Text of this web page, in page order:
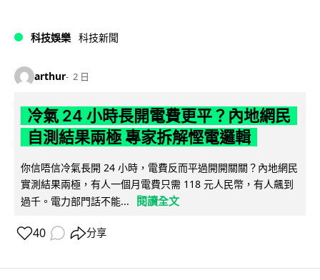
科技娛樂 科技新聞
arthur 2 日
冷氣 24 小時長開電費更平？內地網民
自測結果兩極 專家拆解慳電邏輯
你信唔信冷氣長開 24 小時，電費反而平過開開關關？內地網民
實測結果兩極，有人一個月電費只需 118 元人民幣，有人飆到
過千。電力部門話不能...
閱讀全文
40 分享